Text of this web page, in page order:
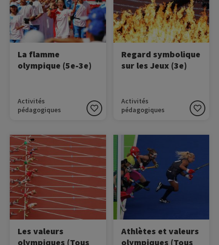
La flamme
olympique (5e-3e)
Activités
pédagogiques
l'embrasement de la
vasque et s'achèvent avec
son extinction.
Regard symbolique
sur les Jeux (3e)
Activités
pédagogiques
commune qui mette en
lumière les valeurs de
l'Olympisme ?
Image
Les valeurs
olympiques (Tous
Découvrir les valeurs
olympiques dans ce petit
film d'animation créé par le
Comité National Olympique
et Sportif Français (CNOSF)
: l'amitié, le respect et
l'excellence.
Image
Athlètes et valeurs
olympiques (Tous
Emmanuel Lebesson, Brice
Leverdez, Haby Niaré,
Cyrille Maret et Axelle
Etienne nous présentent
les valeurs olympiques :
excellence.